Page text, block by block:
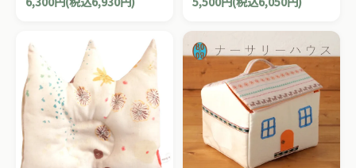
の安定を生むたまごマットお
ビーアイテム！スリーパーは
ちます！